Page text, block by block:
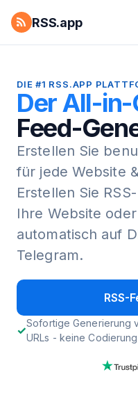
RSS.app
DIE #1 RSS.APP
Der All-in-
Feed-
Erstellen Sie
für jede Website
Erstellen Sie
Ihre Website
automatisch auf
Telegram.
RSS-
Sofortige Generierung
URLs - keine